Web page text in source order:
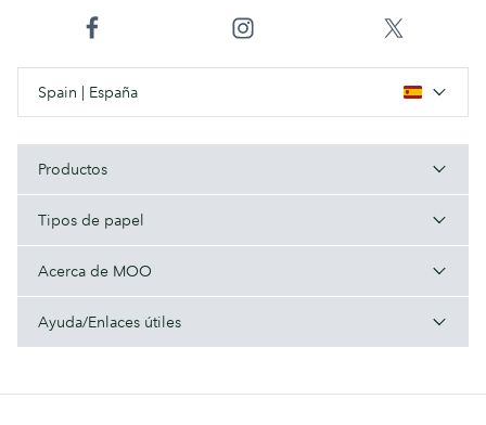
Spain | España
Productos
Tipos de papel
Acerca de MOO
Ayuda/Enlaces útiles